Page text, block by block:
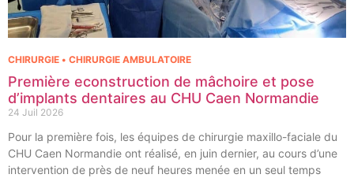
Première econstruction de mâchoire et pose
d’implants dentaires au CHU Caen Normandie
24 Juil 2026
CHIRURGIE • CHIRURGIE AMBULATOIRE
Pour la première fois, les équipes de chirurgie maxillo-faciale du
CHU Caen Normandie ont réalisé, en juin dernier, au cours d’une
intervention de près de neuf heures menée en un seul temps